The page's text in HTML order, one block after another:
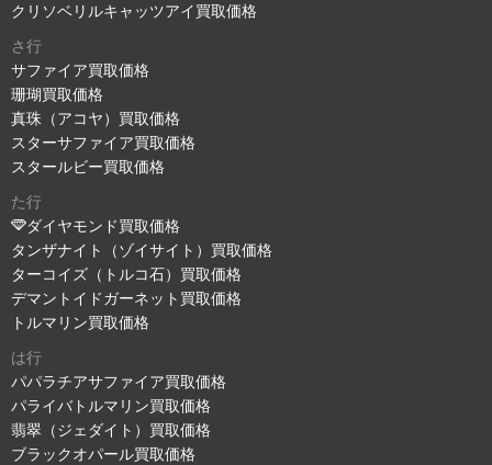
クリソベリルキャッツアイ買取価格
さ行
サファイア買取価格
珊瑚買取価格
真珠（アコヤ）買取価格
スターサファイア買取価格
スタールビー買取価格
た行
ダイヤモンド買取価格
タンザナイト（ゾイサイト）買取価格
ターコイズ（トルコ石）買取価格
デマントイドガーネット買取価格
トルマリン買取価格
は行
パパラチアサファイア買取価格
パライバトルマリン買取価格
翡翠（ジェダイト）買取価格
ブラックオパール買取価格